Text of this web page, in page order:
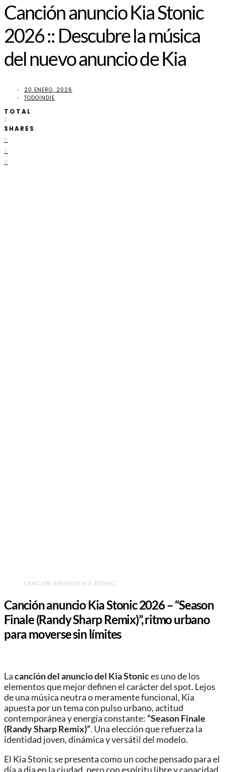
Canción anuncio Kia Stonic
2026 :: Descubre la música
del nuevo anuncio de Kia
20 ENERO, 2026
TODOINDIE
TOTAL
0
SHARES
0
0
0
CANCIÓN ANUNCIO KIA STONIC
Canción anuncio Kia Stonic 2026 – “Season
Finale (Randy Sharp Remix)”, ritmo urbano
para moverse sin límites
Lacanción del anuncio del Kia Stonices uno de los
elementos que mejor definen el carácter del spot. Lejos
de una música neutra o meramente funcional, Kia
apuesta por un tema con pulso urbano, actitud
contemporánea y energía constante: “Season Finale
(Randy Sharp Remix)”. Una elección que refuerza la
identidad joven, dinámica y versátil del modelo.
El Kia Stonic se presenta como un coche pensado para el
día a día en la ciudad, pero con espíritu libre y capacidad